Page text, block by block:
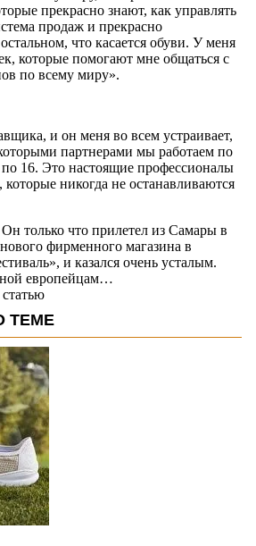
прекрасно знают, как управлять
продаж и прекрасно
что касается обуви. У меня
которые помогают мне общаться с
по всему миру».
и он меня во всем устраивает,
партнерами мы работаем по
по 16. Это настоящие профессионалы
никогда не останавливаются
только что прилетел из Самары в
фирменного магазина в
и казался очень усталым.
европейцам…
ТЕМЕ